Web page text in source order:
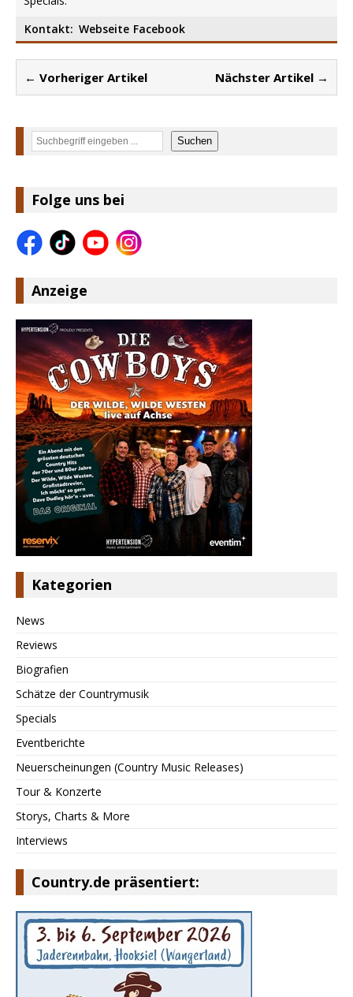
Kontakt: Webseite Facebook
← Vorheriger Artikel Nächster Artikel →
Suchen Suchen
Folge uns bei
Anzeige
Kategorien
News
Reviews
Biografien
Schätze der Countrymusik
Specials
Eventberichte
Neuerscheinungen (Country Music Releases)
Tour & Konzerte
Storys, Charts & More
Interviews
Country.de präsentiert: